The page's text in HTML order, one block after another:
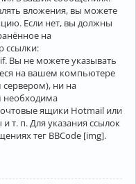
вложения, вы можете
Если нет, вы должны
на
ссылки:
Вы не можете указывать
на вашем компьютере
сервером), ни на
необходима
ящики Hotmail или
т. п. Для указания ссылок
тег BBCode [img].